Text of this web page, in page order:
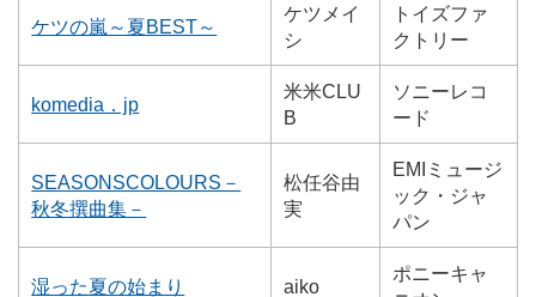
ケツの嵐～夏BEST～
ケツメイ
シ
トイズファ
クトリー
komedia．jp
米米CLU
B
ソニーレコ
ード
SEASONSCOLOURS－
秋冬撰曲集－
松任谷由
実
EMIミュージ
ック・ジャ
パン
湿った夏の始まり aiko
ポニーキャ